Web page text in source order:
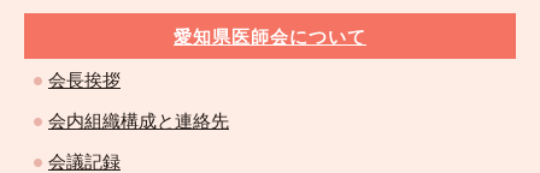
愛知県医師会について
会長挨拶
会内組織構成と連絡先
会議記録